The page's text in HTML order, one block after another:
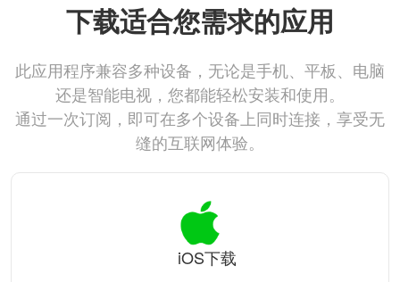
下载适合您需求的应用
此应用程序兼容多种设备，无论是手机、平板、电脑
还是智能电视，您都能轻松安装和使用。
通过一次订阅，即可在多个设备上同时连接，享受无
缝的互联网体验。
iOS下载